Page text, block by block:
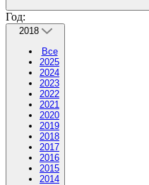
Год:
2018
Все
2025
2024
2023
2022
2021
2020
2019
2018
2017
2016
2015
2014